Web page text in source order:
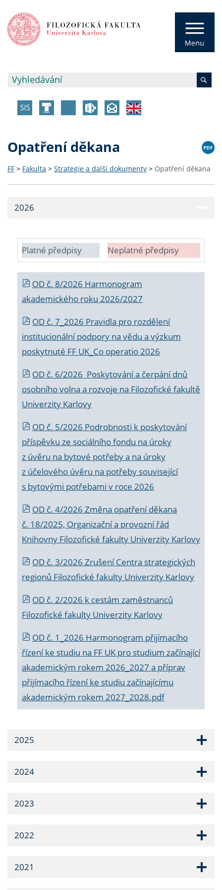
Opatření děkana
FF > Fakulta > Strategie a další dokumenty > Opatření děkana
2026
Platné předpisy Neplatné předpisy
OD č. 8/2026 Harmonogram
akademického roku 2026/2027
OD č. 7_2026 Pravidla pro rozdělení
institucionální podpory na vědu a výzkum
poskytnuté FF UK_Co operatio 2026
OD č. 6/2026 Poskytování a čerpání dnů
osobního volna a rozvoje na Filozofické fakultě
Univerzity Karlovy
OD č. 5/2026 Podrobnosti k poskytování
příspěvku ze sociálního fondu na úroky
z úvěru na bytové potřeby a na úroky
z účelového úvěru na potřeby související
s bytovými potřebami v roce 2026
OD č. 4/2026 Změna opatření děkana
č. 18/2025, Organizační a provozní řád
Knihovny Filozofické fakulty Univerzity Karlovy
OD č. 3/2026 Zrušení Centra strategických
regionů Filozofické fakulty Univerzity Karlovy
OD č. 2/2026 k cestám zaměstnanců
Filozofické fakulty Univerzity Karlovy
OD č. 1_2026 Harmonogram přijímacího
řízení ke studiu na FF UK pro studium začínající
akademickým rokem 2026_2027 a příprav
přijímacího řízení ke studiu začínajícímu
akademickým rokem 2027_2028.pdf
2025
2024
2023
2022
2021